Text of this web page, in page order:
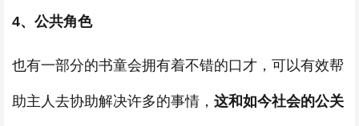
4、公共角色
也有一部分的书童会拥有着不错的口才，可以有效帮
助主人去协助解决许多的事情， 这和如今社会的公关